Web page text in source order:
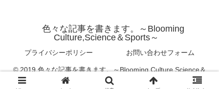
色々な記事を書きます。～Blooming
Culture,Science＆Sports～
プライバシーポリシー お問い合わせフォーム
© 2019 色々な記事を書きます。～Blooming Culture,Science＆
Sports～.